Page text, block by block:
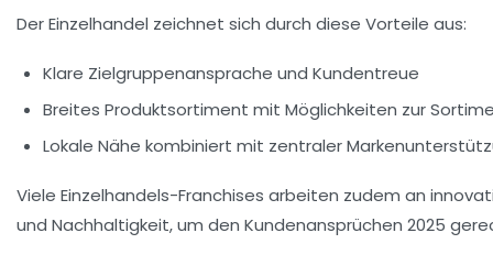
Der Einzelhandel zeichnet sich durch diese Vorteile aus:
Klare Zielgruppenansprache und Kundentreue
Breites Produktsortiment mit Möglichkeiten zur
Lokale Nähe kombiniert mit zentraler
Viele Einzelhandels-Franchises arbeiten zudem an
und Nachhaltigkeit, um den Kundenansprüchen 2025